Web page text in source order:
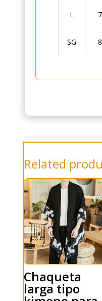
L
SG
Related
Chaqueta
larga tipo